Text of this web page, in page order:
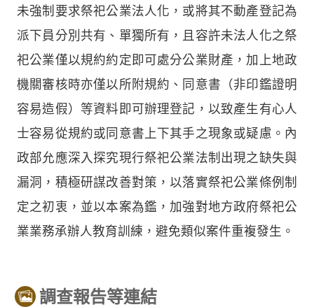
未強制要求祭祀公業法人化，或將其不動產登記為
派下員分別共有、單獨所有，且容許未法人化之祭
祀公業僅以規約約定即可處分公業財產，加上地政
機關審核時亦僅以所附規約、同意書（非印鑑證明
容易造假）等資料即可辦理登記，以致產生有心人
士容易從規約或同意書上下其手之現象或疑慮。內
政部允應深入探究現行祭祀公業法制出現之缺失與
漏洞，積極研謀改善對策，以落實祭祀公業條例制
定之初衷，並以本案為鑑，加強對地方政府祭祀公
業業務承辦人教育訓練，避免類似案件重複發生。
調查報告等連結